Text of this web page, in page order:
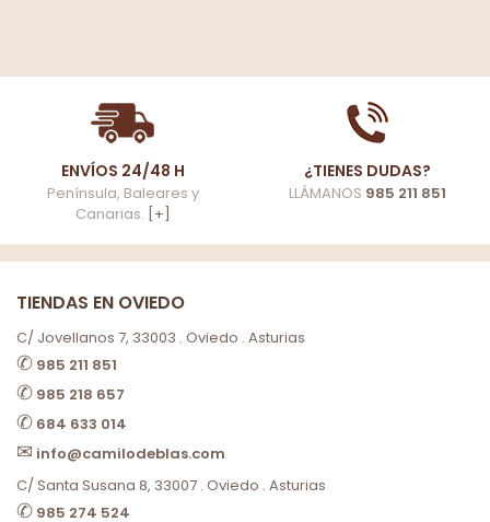
ENVÍOS 24/48 H
Península, Baleares y
Canarias. [+]
¿TIENES DUDAS?
LLÁMANOS 985 211 851
TIENDAS EN OVIEDO
C/ Jovellanos 7, 33003 . Oviedo . Asturias
✆ 985 211 851
✆ 985 218 657
✆ 684 633 014
✉ info@camilodeblas.com
C/ Santa Susana 8, 33007 . Oviedo . Asturias
✆ 985 274 524